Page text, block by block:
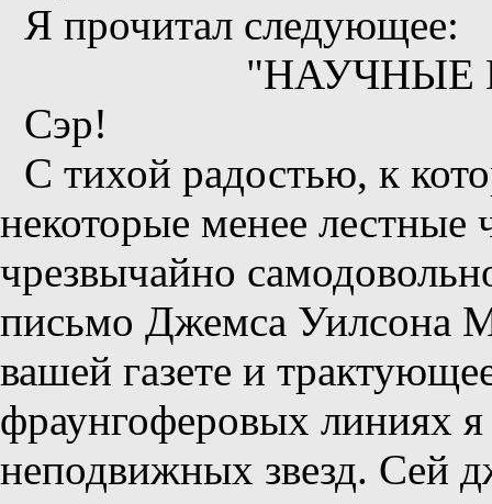
Я прочитал следующее:
"НАУЧНЫЕ
Сэр!
С тихой радостью, к
некоторые менее лестные
чрезвычайно
письмо Джемса Уилсона
вашей газете и
фраунгоферовых линиях я
неподвижных звезд. Сей